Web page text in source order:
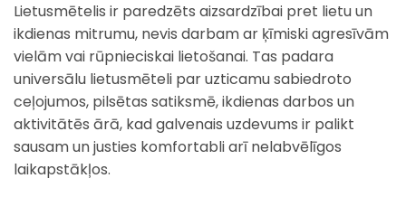
Lietusmētelis ir paredzēts aizsardzībai pret lietu un
ikdienas mitrumu, nevis darbam ar ķīmiski agresīvām
vielām vai rūpnieciskai lietošanai. Tas padara
universālu lietusmēteli par uzticamu sabiedroto
ceļojumos, pilsētas satiksmē, ikdienas darbos un
aktivitātēs ārā, kad galvenais uzdevums ir palikt
sausam un justies komfortabli arī nelabvēlīgos
laikapstākļos.